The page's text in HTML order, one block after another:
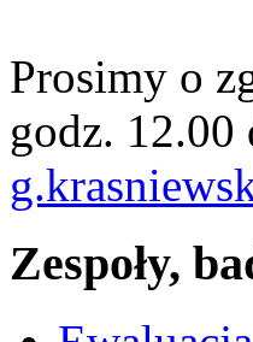
Prosimy o
godz.
Zespoły,